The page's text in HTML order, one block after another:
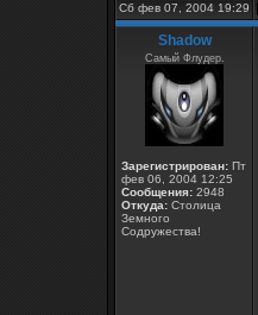
Сб фев 07, 2004 19:29
Shadow
Самый Флудер.
Зарегистрирован: Пт
фев 06, 2004 12:25
Сообщения: 2948
Откуда: Столица
Земного
Содружества!